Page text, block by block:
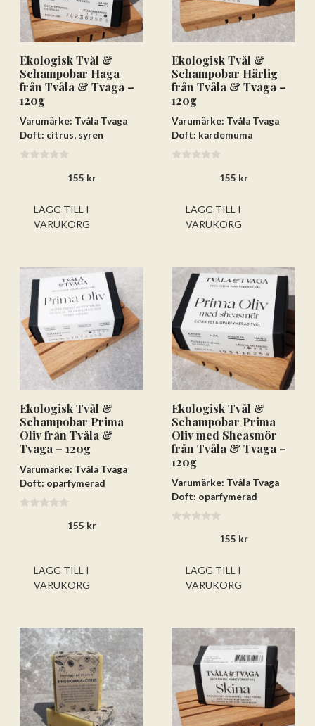
Ekologisk Tvål &
Schampobar Haga
från Tvåla & Tvaga –
120g
Varumärke: Tvåla Tvaga
Doft: citrus, syren
155 kr
LÄGG TILL I
VARUKORG
Ekologisk Tvål &
Schampobar Härlig
från Tvåla & Tvaga –
120g
Varumärke: Tvåla Tvaga
Doft: kardemuma
155 kr
LÄGG TILL I
VARUKORG
Ekologisk Tvål &
Schampobar Prima
Oliv från Tvåla &
Tvaga – 120g
Varumärke: Tvåla Tvaga
Doft: oparfymerad
155 kr
LÄGG TILL I
VARUKORG
Ekologisk Tvål &
Schampobar Prima
Oliv med Sheasmör
från Tvåla & Tvaga –
120g
Varumärke: Tvåla Tvaga
Doft: oparfymerad
155 kr
LÄGG TILL I
VARUKORG